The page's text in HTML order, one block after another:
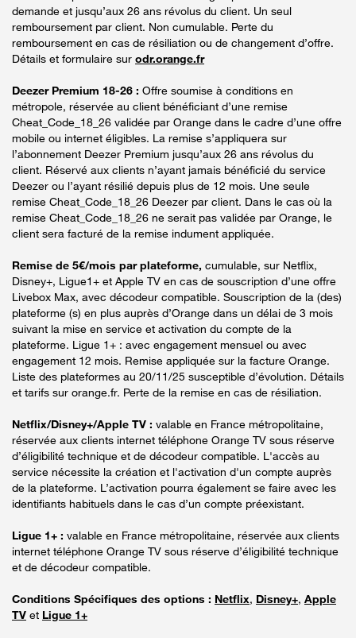
demande et jusqu’aux 26 ans révolus du client. Un seul
remboursement par client. Non cumulable. Perte du
remboursement en cas de résiliation ou de changement d’offre.
Détails et formulaire sur odr.orange.fr
Deezer Premium 18-26 : Offre soumise à conditions en
métropole, réservée au client bénéficiant d’une remise
Cheat_Code_18_26 validée par Orange dans le cadre d’une offre
mobile ou internet éligibles. La remise s’appliquera sur
l’abonnement Deezer Premium jusqu’aux 26 ans révolus du
client. Réservé aux clients n’ayant jamais bénéficié du service
Deezer ou l’ayant résilié depuis plus de 12 mois. Une seule
remise Cheat_Code_18_26 Deezer par client. Dans le cas où la
remise Cheat_Code_18_26 ne serait pas validée par Orange, le
client sera facturé de la remise indument appliquée.
Remise de 5€/mois par plateforme, cumulable, sur Netflix,
Disney+, Ligue1+ et Apple TV en cas de souscription d’une offre
Livebox Max, avec décodeur compatible. Souscription de la (des)
plateforme (s) en plus auprès d’Orange dans un délai de 3 mois
suivant la mise en service et activation du compte de la
plateforme. Ligue 1+ : avec engagement mensuel ou avec
engagement 12 mois. Remise appliquée sur la facture Orange.
Liste des plateformes au 20/11/25 susceptible d’évolution. Détails
et tarifs sur orange.fr. Perte de la remise en cas de résiliation.
Netflix/Disney+/Apple TV : valable en France métropolitaine,
réservée aux clients internet téléphone Orange TV sous réserve
d’éligibilité technique et de décodeur compatible. L'accès au
service nécessite la création et l'activation d'un compte auprès
de la plateforme. L’activation pourra également se faire avec les
identifiants habituels dans le cas d’un compte préexistant.
Ligue 1+ : valable en France métropolitaine, réservée aux clients
internet téléphone Orange TV sous réserve d’éligibilité technique
et de décodeur compatible.
Conditions Spécifiques des options : Netflix, Disney+, Apple
TV et Ligue 1+